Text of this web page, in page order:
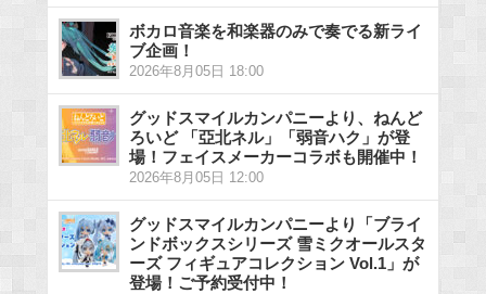
ボカロ音楽を和楽器のみで奏でる新ライ
ブ企画！
2026年8月05日 18:00
グッドスマイルカンパニーより、ねんど
ろいど 「亞北ネル」「弱音ハク」が登
場！フェイスメーカーコラボも開催中！
2026年8月05日 12:00
グッドスマイルカンパニーより「ブライ
ンドボックスシリーズ 雪ミクオールスタ
ーズ フィギュアコレクション Vol.1」が
登場！ご予約受付中！